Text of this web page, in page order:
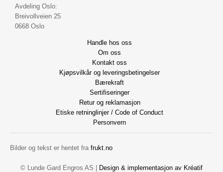
Avdeling Oslo:
Breivollveien 25
0668 Oslo
Handle hos oss
Om oss
Kontakt oss
Kjøpsvilkår og leveringsbetingelser
Bærekraft
Sertifiseringer
Retur og reklamasjon
Etiske retninglinjer / Code of Conduct
Personvern
Bilder og tekst er hentet fra frukt.no
© Lunde Gard Engros AS | Design & implementasjon av Kréatif